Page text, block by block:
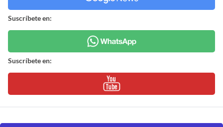
Suscríbete en:
Suscríbete en: